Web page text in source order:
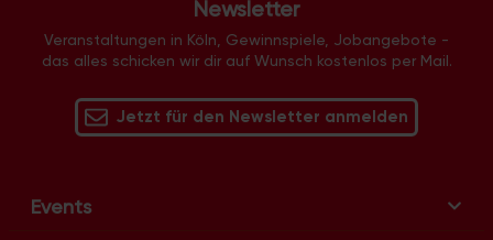
Newsletter
Veranstaltungen in Köln, Gewinnspiele, Jobangebote -
das alles schicken wir dir auf Wunsch kostenlos per Mail.
Jetzt für den Newsletter anmelden
Events